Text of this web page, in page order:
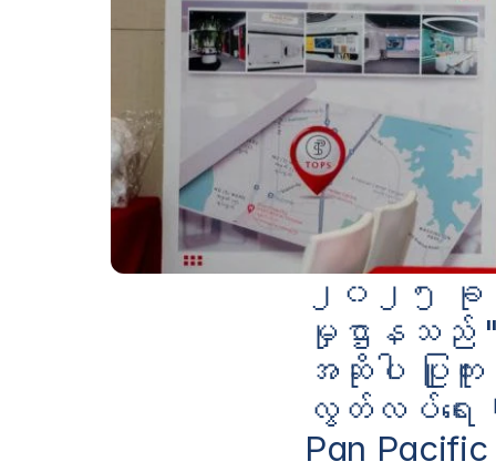
၂၀၂၅ ခုနှ
မှုဌာနသည်
အဆိုပါ ပြူ
လွတ်လပ်ရေ
Pan